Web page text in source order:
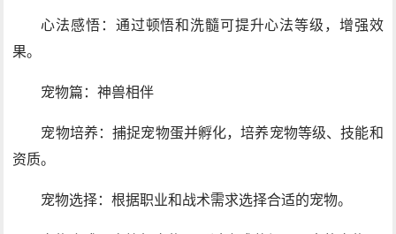
心法感悟：通过顿悟和洗髓可提升心法等级，增强效
果。
宠物篇：神兽相伴
宠物培养：捕捉宠物蛋并孵化，培养宠物等级、技能和
资质。
宠物选择：根据职业和战术需求选择合适的宠物。